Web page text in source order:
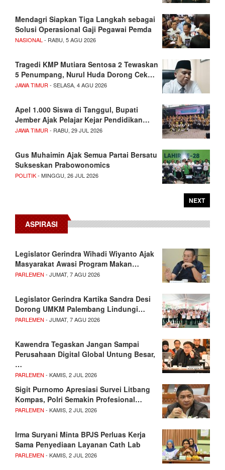
Mendagri Siapkan Tiga Langkah sebagai
Solusi Operasional Gaji Pegawai Pemda
NASIONAL - RABU, 5 AGU 2026
Tragedi KMP Mutiara Sentosa 2 Tewaskan
5 Penumpang, Nurul Huda Dorong Cek…
JAWA TIMUR - SELASA, 4 AGU 2026
Apel 1.000 Siswa di Tanggul, Bupati
Jember Ajak Pelajar Kejar Pendidikan…
JAWA TIMUR - RABU, 29 JUL 2026
Gus Muhaimin Ajak Semua Partai Bersatu
Sukseskan Prabowonomics
POLITIK- MINGGU, 26 JUL 2026
NEXT
ASPIRASI
Legislator Gerindra Wihadi Wiyanto Ajak
Masyarakat Awasi Program Makan…
PARLEMEN - JUMAT, 7 AGU 2026
Legislator Gerindra Kartika Sandra Desi
Dorong UMKM Palembang Lindungi…
PARLEMEN - JUMAT, 7 AGU 2026
Kawendra Tegaskan Jangan Sampai
Perusahaan Digital Global Untung Besar,
…
PARLEMEN - KAMIS, 2 JUL 2026
Sigit Purnomo Apresiasi Survei Litbang
Kompas, Polri Semakin Profesional…
PARLEMEN - KAMIS, 2 JUL 2026
Irma Suryani Minta BPJS Perluas Kerja
Sama Penyediaan Layanan Cath Lab
PARLEMEN - KAMIS, 2 JUL 2026